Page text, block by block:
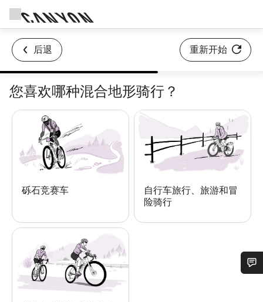
后退 重新开始
您喜欢哪种混合地形骑行？
砾石竞赛车
自行车旅行、旅游和冒
险骑行
您需要帮助吗？